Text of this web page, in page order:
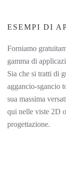
ESEMPI DI
Forniamo
gamma di
Sia che si tratti di
aggancio-sgancio
sua massima
qui nelle viste 2D
progettazione.